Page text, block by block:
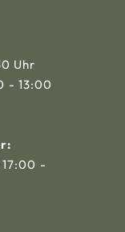
Uhr
- 13:00
-